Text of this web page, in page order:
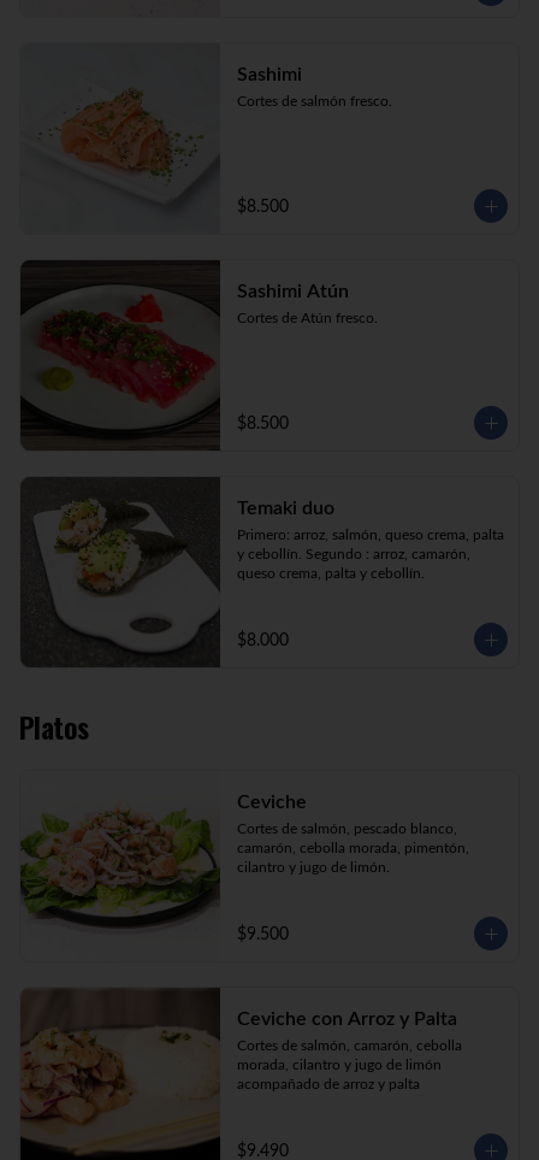
Sashimi
Cortes de salmón fresco.
$8.500
Sashimi Atún
Cortes de Atún fresco.
$8.500
Temaki duo
Primero: arroz, salmón, queso crema, palta
y cebollín. Segundo : arroz, camarón,
queso crema, palta y cebollín.
$8.000
Platos
Ceviche
Cortes de salmón, pescado blanco,
camarón, cebolla morada, pimentón,
cilantro y jugo de limón.
$9.500
Ceviche con Arroz y Palta
Cortes de salmón, camarón, cebolla
morada, cilantro y jugo de limón
acompañado de arroz y palta
$9.490